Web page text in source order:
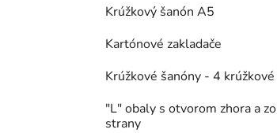
Krúžkový šanón A5
Kartónové zakladače
Krúžkové šanóny - 4 krúžkové
"L" obaly s otvorom zhora a zo
strany